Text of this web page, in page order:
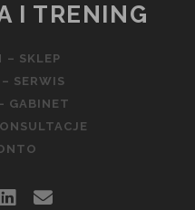
I TRENING
– SKLEP
SERWIS
GABINET
linkedin
email